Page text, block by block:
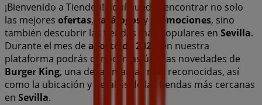
¡Bienvenido a Tiendeo! Aquí puedes encontrar no solo
las mejores ofertas, catálogos y promociones, sino
también descubrir las tiendas más populares en Sevilla.
Durante el mes de agosto de 2026
, en nuestra
plataforma podrás conocer las últimas novedades de
Burger King, una de las marcas más reconocidas, así
como la ubicación y detalles de las tiendas más cercanas
en Sevilla.